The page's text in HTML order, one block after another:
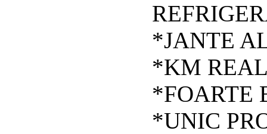
*JANTE
*KM
*FOARTE
*UNIC